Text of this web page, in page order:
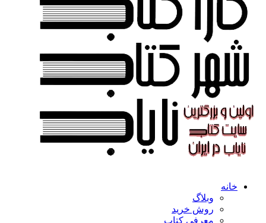
خانه
وبلاگ
روش خرید
معرفی کتاب